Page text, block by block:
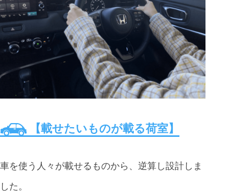
【載せたいものが載る荷室】
車を使う人々が載せるものから、逆算し設計しま
した。